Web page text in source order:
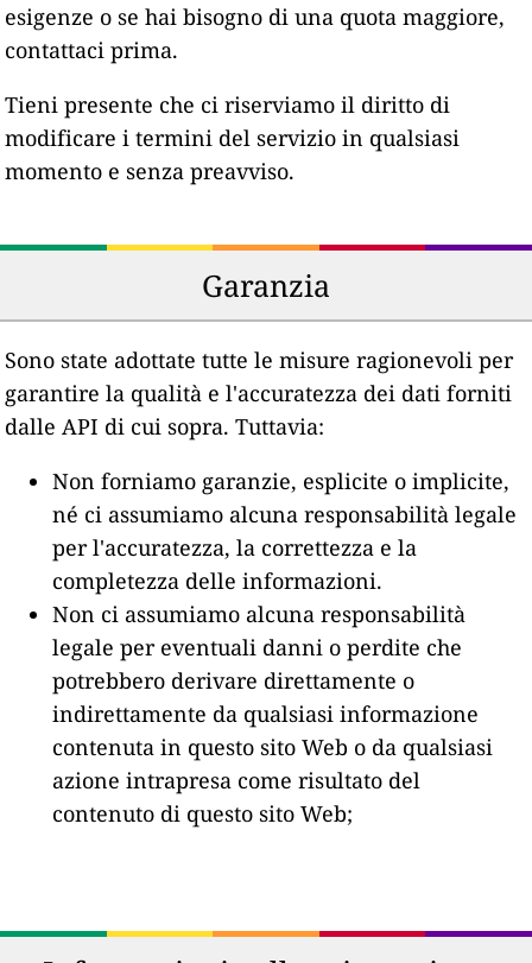
esigenze o se hai bisogno di una quota maggiore,
contattaci prima.
Tieni presente che ci riserviamo il diritto di
modificare i termini del servizio in qualsiasi
momento e senza preavviso.
Garanzia
Sono state adottate tutte le misure ragionevoli per
garantire la qualità e l'accuratezza dei dati forniti
dalle API di cui sopra. Tuttavia:
Non forniamo garanzie, esplicite o implicite,
né ci assumiamo alcuna responsabilità legale
per l'accuratezza, la correttezza e la
completezza delle informazioni.
Non ci assumiamo alcuna responsabilità
legale per eventuali danni o perdite che
potrebbero derivare direttamente o
indirettamente da qualsiasi informazione
contenuta in questo sito Web o da qualsiasi
azione intrapresa come risultato del
contenuto di questo sito Web;